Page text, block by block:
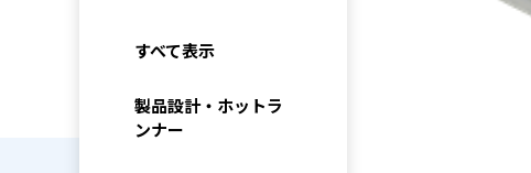
すべて表示
製品設計・ホットラ
ンナー